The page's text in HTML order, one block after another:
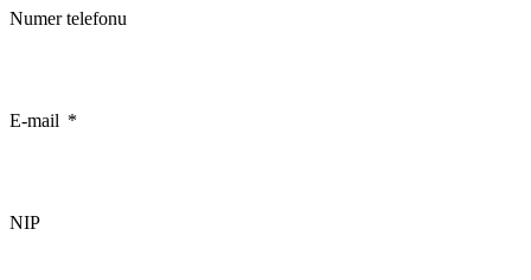
Numer telefonu
E-mail
NIP